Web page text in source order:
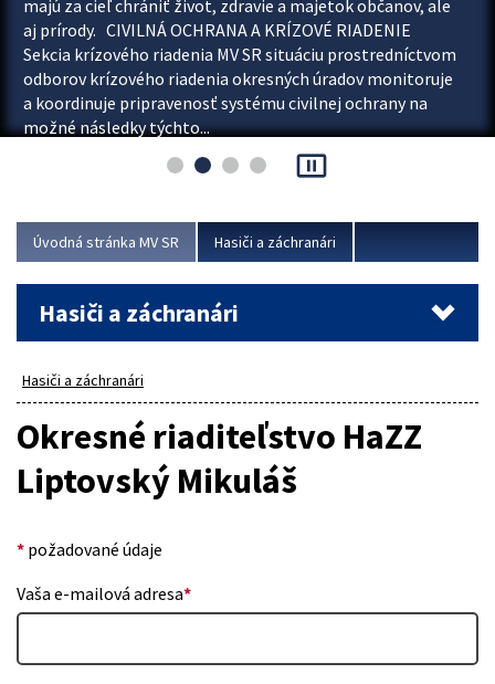
majú za cieľ chrániť život, zdravie a majetok občanov, ale
aj prírody. CIVILNÁ OCHRANA A KRÍZOVÉ RIADENIE
Sekcia krízového riadenia MV SR situáciu prostredníctvom
odborov krízového riadenia okresných úradov monitoruje
a koordinuje pripravenosť systému civilnej ochrany na
možné následky týchto...
pause_presentation
Úvodná stránka MV SR Hasiči a záchranári
Hasiči a záchranári
Hasiči a záchranári
Okresné riaditeľstvo HaZZ
Liptovský Mikuláš
* požadované údaje
Vaša e-mailová adresa*